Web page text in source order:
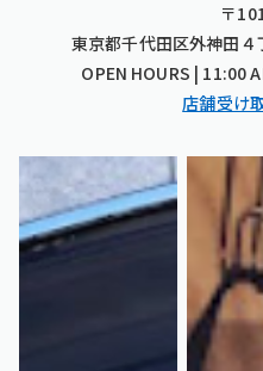
〒
東京都千代田区外神田
OPEN HOURS | 11:00
店舗受け